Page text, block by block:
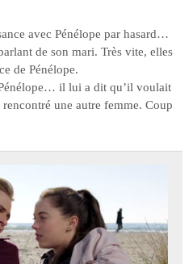
avec Pénélope par hasard…
de son mari. Très vite, elles
de Pénélope.
il lui a dit qu’il voulait
une autre femme. Coup